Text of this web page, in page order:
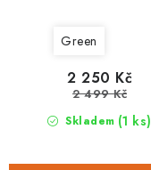
Green
Skladem (1 ks)
2 250 Kč
2 499 Kč